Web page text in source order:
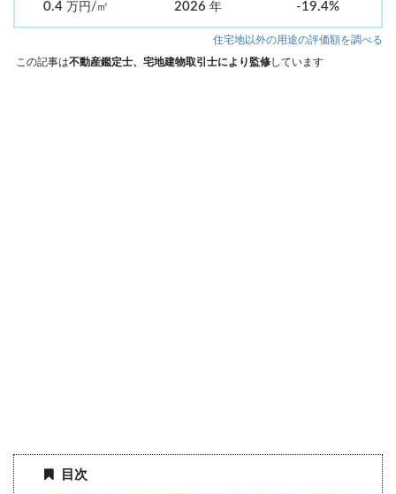
0.4 万円/㎡ 2026 年 -19.4%
住宅地以外の用途の評価額を調べる
この記事は不動産鑑定士、宅地建物取引士により監修しています
目次